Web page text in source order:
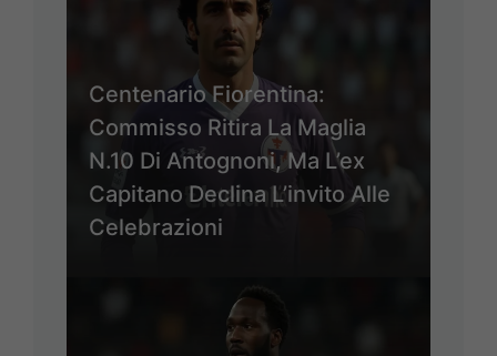
Centenario Fiorentina:
Commisso Ritira La Maglia
N.10 Di Antognoni, Ma L’ex
Capitano Declina L’invito Alle
Celebrazioni